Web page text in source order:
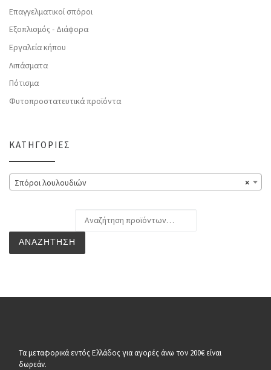
Επαγγελματικοί σπόροι
Εξοπλισμός - Διάφορα
Εργαλεία κήπου
Λιπάσματα
Πότισμα
Φυτοπροστατευτικά προϊόντα
ΚΑΤΗΓΟΡΊΕΣ
×
Σπόροι λουλουδιών
ΑΝΑΖΉΤΗΣΗ
Τα μεταφορικά εντός Ελλάδος για αγορές άνω τον 200€ είναι
δωρεάν.